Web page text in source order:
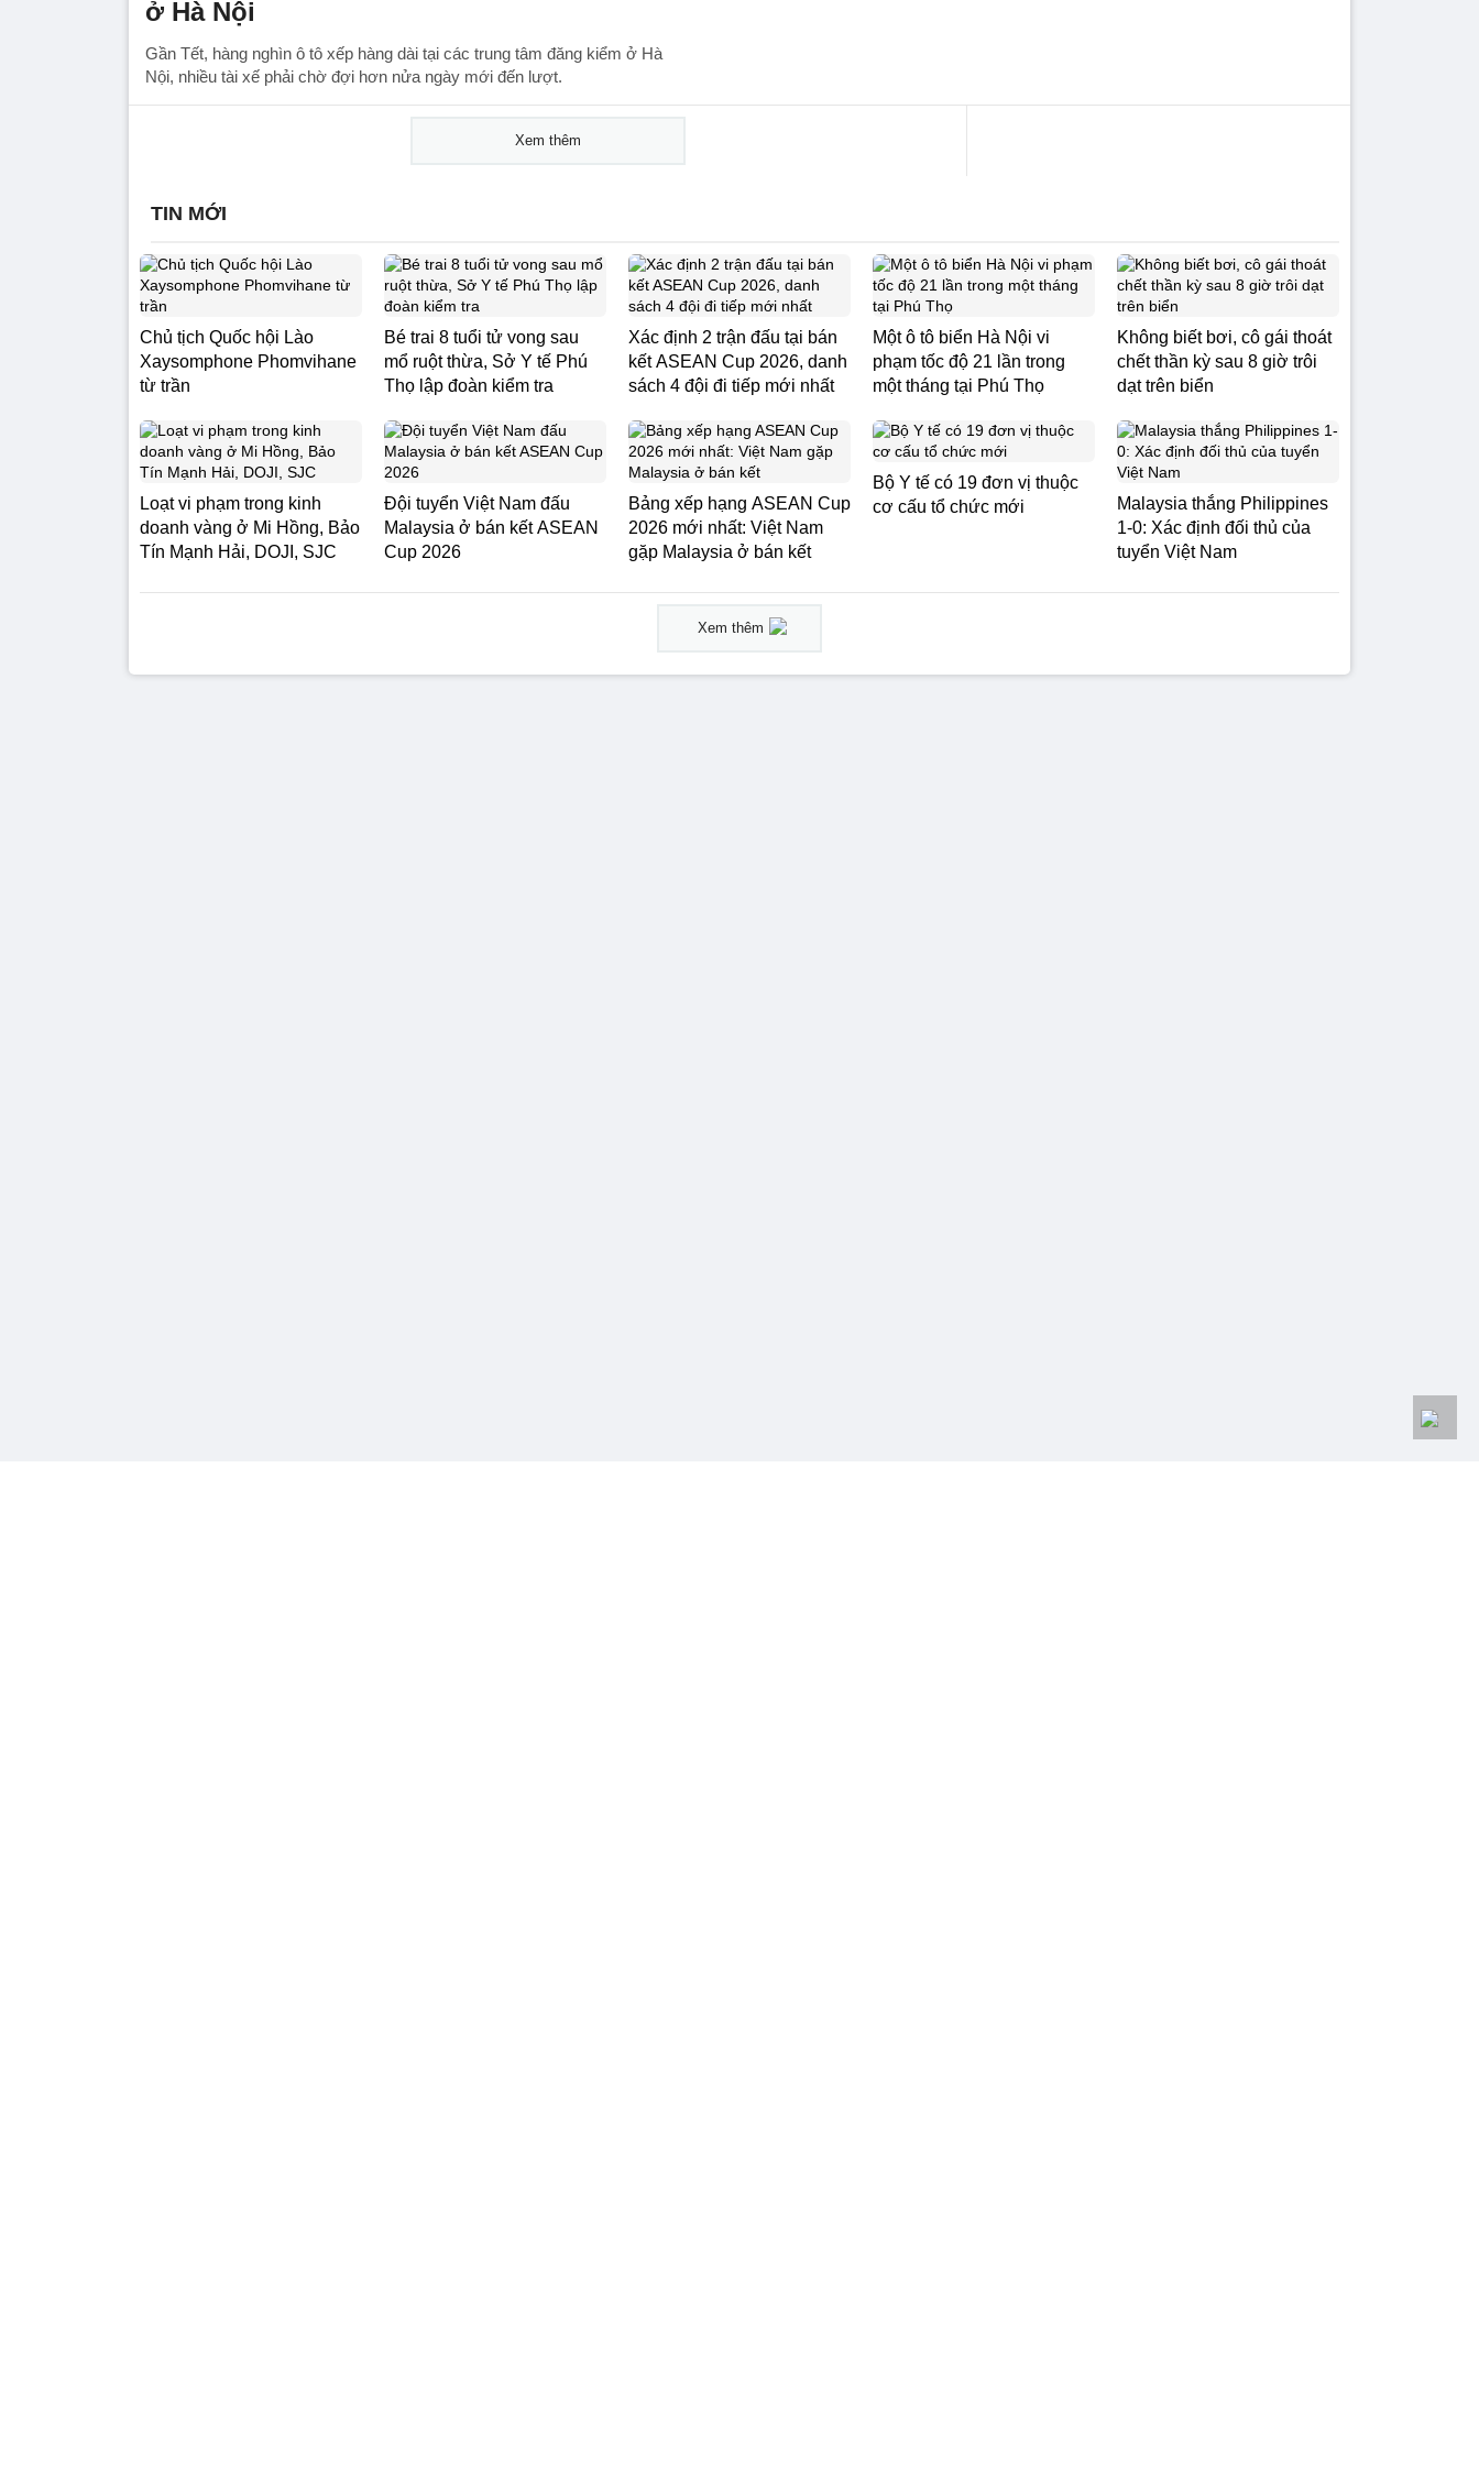
ở Hà Nội
Gần Tết, hàng nghìn ô tô xếp hàng dài tại các trung tâm đăng kiểm ở Hà
Nội, nhiều tài xế phải chờ đợi hơn nửa ngày mới đến lượt.
Xem thêm
TIN MỚI
Chủ tịch Quốc hội Lào
Xaysomphone Phomvihane
từ trần
Bé trai 8 tuổi tử vong sau
mổ ruột thừa, Sở Y tế Phú
Thọ lập đoàn kiểm tra
Xác định 2 trận đấu tại bán
kết ASEAN Cup 2026, danh
sách 4 đội đi tiếp mới nhất
Một ô tô biển Hà Nội vi
phạm tốc độ 21 lần trong
một tháng tại Phú Thọ
Không biết bơi, cô gái thoát
chết thần kỳ sau 8 giờ trôi
dạt trên biển
Loạt vi phạm trong kinh
doanh vàng ở Mi Hồng, Bảo
Tín Mạnh Hải, DOJI, SJC
Đội tuyển Việt Nam đấu
Malaysia ở bán kết ASEAN
Cup 2026
Bảng xếp hạng ASEAN Cup
2026 mới nhất: Việt Nam
gặp Malaysia ở bán kết
Bộ Y tế có 19 đơn vị thuộc
cơ cấu tổ chức mới
Malaysia thắng Philippines
1-0: Xác định đối thủ của
tuyển Việt Nam
Xem thêm